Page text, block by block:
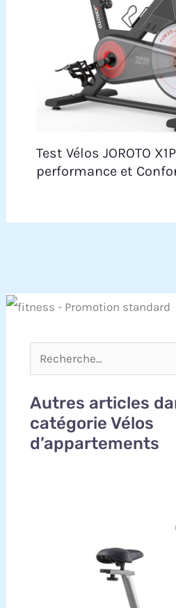
la
Test Vélos JOROTO
performance et
Autres articles
catégorie Vélos
d’appartements